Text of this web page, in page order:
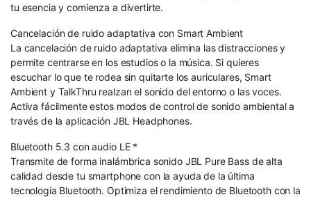
tu esencia y comienza a divertirte.
Cancelación de ruido adaptativa con Smart Ambient
La cancelación de ruido adaptativa elimina las distracciones y
permite centrarse en los estudios o la música. Si quieres
escuchar lo que te rodea sin quitarte los auriculares, Smart
Ambient y TalkThru realzan el sonido del entorno o las voces.
Activa fácilmente estos modos de control de sonido ambiental a
través de la aplicación JBL Headphones.
Bluetooth 5.3 con audio LE *
Transmite de forma inalámbrica sonido JBL Pure Bass de alta
calidad desde tu smartphone con la ayuda de la última
tecnología Bluetooth. Optimiza el rendimiento de Bluetooth con la